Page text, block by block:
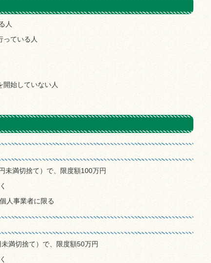
人
っている人
始していない人
未満切捨て）で、限度額100万円
人事業者に限る
満切捨て）で、限度額50万円